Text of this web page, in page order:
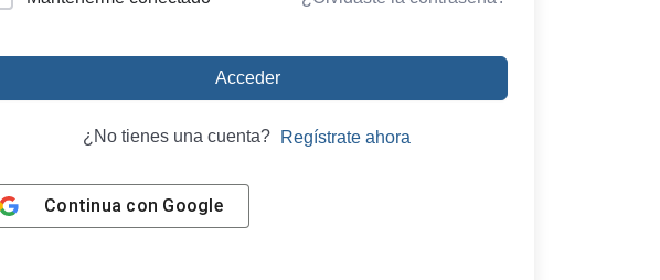
Acceder
¿No tienes una cuenta? Regístrate ahora
Continua con Google